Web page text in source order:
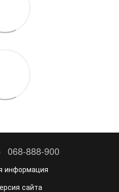
068-888-900
информация
сайта